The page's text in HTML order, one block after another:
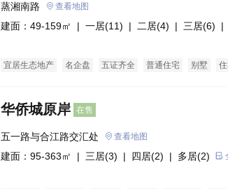
蒸湘南路 查看地图
建面：49-159㎡ | 一居(11) | 二居(4) | 三居(6) |
宜居生态地产 名企盘 五证齐全 普通住宅 别墅
华侨城原岸 在售
五一路与合江路交汇处 查看地图
建面：95-363㎡ | 三居(3) | 四居(2) | 多居(2)